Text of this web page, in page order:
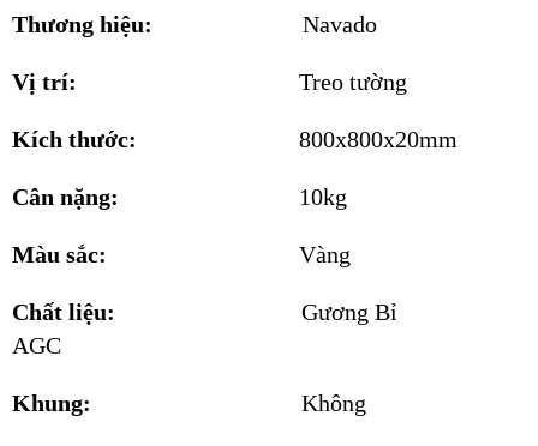
Thương hiệu: Navado
Vị trí: Treo tường
Kích thước: 800x800x20mm
Cân nặng: 10kg
Màu sắc: Vàng
Chất liệu: Gương Bỉ
AGC
Khung: Không